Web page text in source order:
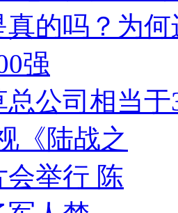
总公司相当